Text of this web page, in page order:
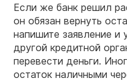
Если же банк решил
он обязан вернуть
напишите заявление и
другой кредитной
перевести деньги.
остаток наличными